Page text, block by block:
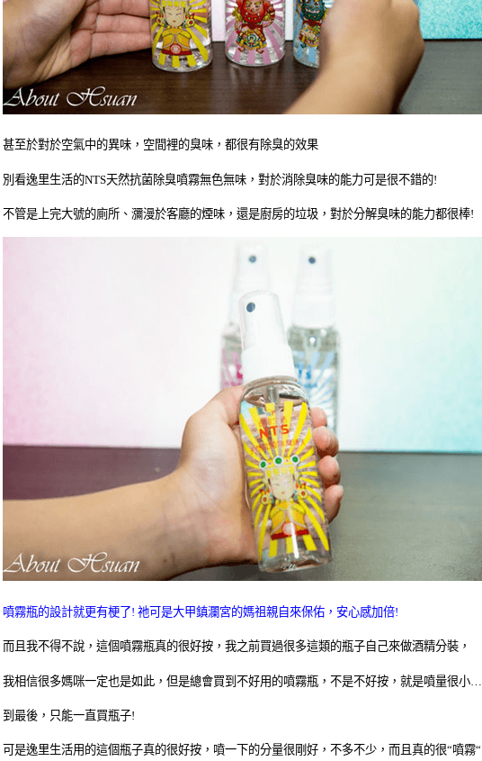
甚至於對於空氣中的異味，空間裡的臭味，都很有除臭的效果
別看逸里生活的NTS天然抗菌除臭噴霧無色無味，對於消除臭味的能力可是很不錯的!
不管是上完大號的廁所、瀰漫於客廳的煙味，還是廚房的垃圾，對於分解臭味的能力都很棒!
噴霧瓶的設計就更有梗了! 祂可是大甲鎮瀾宮的媽祖親自來保佑，安心感加倍!
而且我不得不說，這個噴霧瓶真的很好按，我之前買過很多這類的瓶子自己來做酒精分裝，
我相信很多媽咪一定也是如此，但是總會買到不好用的噴霧瓶，不是不好按，就是噴量很小
到最後，只能一直買瓶子!
可是逸里生活用的這個瓶子真的很好按，噴一下的分量很剛好，不多不少，而且真的很“噴霧“